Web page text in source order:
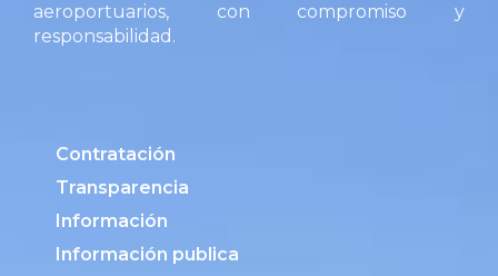
aeroportuarios, con compromiso y
responsabilidad.
Contratación
Transparencia
Información
Información publica